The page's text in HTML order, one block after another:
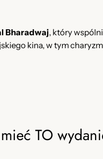
Bharadwaj, który
kina, w tym
TO